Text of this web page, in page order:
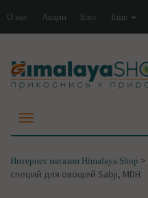
О нас Акции Блог Еще
Интернет магазин Himalaya Shop >
специй для овощей Sabji, MDH